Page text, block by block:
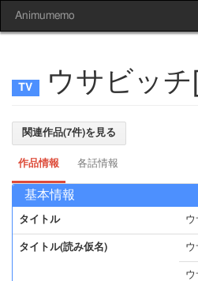
Animumemo
ウサビッチ
関連作品(7件)を見る
作品情報 各話情報
基本情報
タイトル ウ
タイトル(読み仮名) ウ
ウ